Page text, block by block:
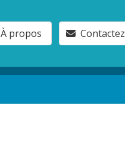
À propos Contactez